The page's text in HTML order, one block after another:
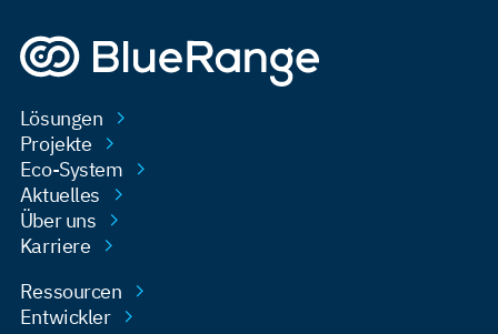
Lösungen
Projekte
Eco-System
Aktuelles
Über uns
Karriere
Ressourcen
Entwickler